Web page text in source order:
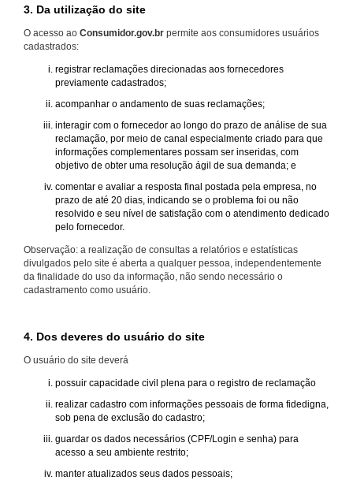
3. Da utilização do site
O acesso ao Consumidor.gov.br permite aos consumidores usuários
cadastrados:
registrar reclamações direcionadas aos fornecedores
previamente cadastrados;
acompanhar o andamento de suas reclamações;
interagir com o fornecedor ao longo do prazo de análise de sua
reclamação, por meio de canal especialmente criado para que
informações complementares possam ser inseridas, com
objetivo de obter uma resolução ágil de sua demanda; e
comentar e avaliar a resposta final postada pela empresa, no
prazo de até 20 dias, indicando se o problema foi ou não
resolvido e seu nível de satisfação com o atendimento dedicado
pelo fornecedor.
Observação: a realização de consultas a relatórios e estatísticas
divulgados pelo site é aberta a qualquer pessoa, independentemente
da finalidade do uso da informação, não sendo necessário o
cadastramento como usuário.
4. Dos deveres do usuário do site
O usuário do site deverá
possuir capacidade civil plena para o registro de reclamação
realizar cadastro com informações pessoais de forma fidedigna,
sob pena de exclusão do cadastro;
guardar os dados necessários (CPF/Login e senha) para
acesso a seu ambiente restrito;
manter atualizados seus dados pessoais;